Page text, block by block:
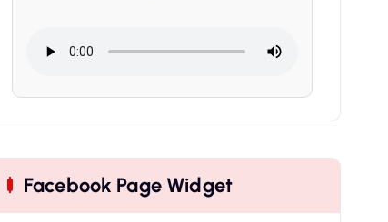
Facebook Page Widget